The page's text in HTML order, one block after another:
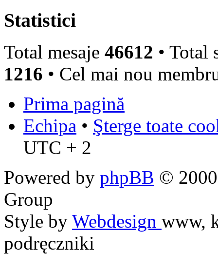
Statistici
Total mesaje 46612 • Total
1216 • Cel mai nou
Prima pagină
Echipa • Şterge toate
UTC + 2
Powered by phpBB ©
Group
Style by Webdesign www,
podręczniki